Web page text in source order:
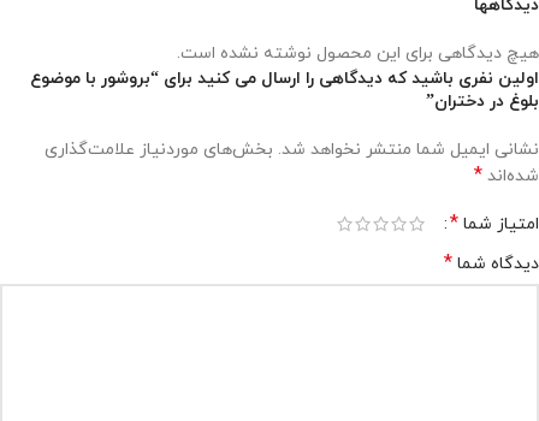
دیدگاهها
هیچ دیدگاهی برای این محصول نوشته نشده است.
اولین نفری باشید که دیدگاهی را ارسال می کنید برای “بروشور با موضوع
بلوغ در دختران”
نشانی ایمیل شما منتشر نخواهد شد. بخش‌های موردنیاز علامت‌گذاری
شده‌اند *
امتیاز شما *
دیدگاه شما *